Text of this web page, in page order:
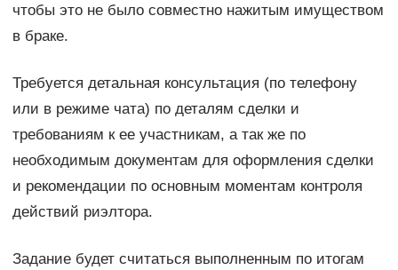
чтобы это не было совместно нажитым имуществом
в браке.
Требуется детальная консультация (по телефону
или в режиме чата) по деталям сделки и
требованиям к ее участникам, а так же по
необходимым документам для оформления сделки
и рекомендации по основным моментам контроля
действий риэлтора.
Задание будет считаться выполненным по итогам